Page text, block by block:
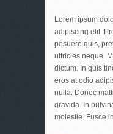
Lorem ipsum
adipiscing elit.
posuere quis,
ultricies neque.
dictum. In quis
eros at odio
nulla. Donec
gravida. In
molestie. Fusce